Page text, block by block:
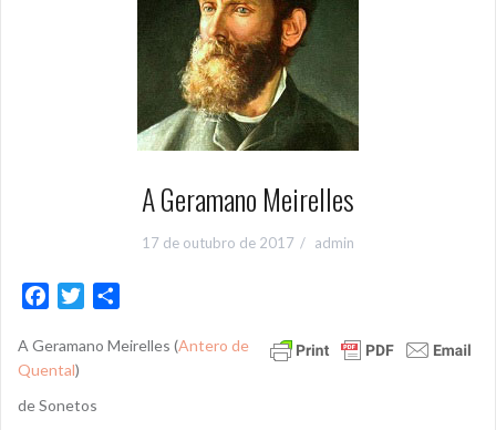
A Geramano Meirelles
17 de outubro de 2017 admin
c
e
b
i
t
a
A Geramano Meirelles (Antero de
Quental)
de Sonetos